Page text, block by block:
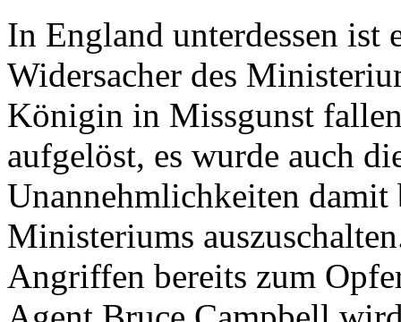
In England unterdessen ist
Widersacher des
Königin in Missgunst
aufgelöst, es wurde auch
Unannehmlichkeiten damit
Ministeriums
Angriffen bereits zum